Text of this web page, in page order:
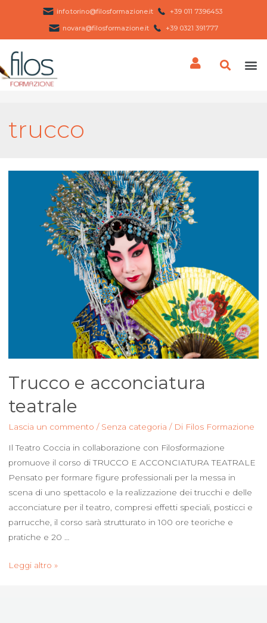
info.torino@filosformazione.it
+39 011 7396453 ​
novara@filosformazione.it
+39 0321 391777
trucco
Trucco e acconciatura
teatrale
Lascia un commento / Senza categoria / Di Filos Formazione
Il Teatro Coccia in collaborazione con Filosformazione
promuove il corso di TRUCCO E ACCONCIATURA TEATRALE
Pensato per formare figure professionali per la messa in
scena di uno spettacolo e la realizzazione dei trucchi e delle
acconciature per il teatro, compresi effetti speciali, posticci e
parrucche, il corso sarà strutturato in 100 ore teoriche e
pratiche e 20 …
Leggi altro »